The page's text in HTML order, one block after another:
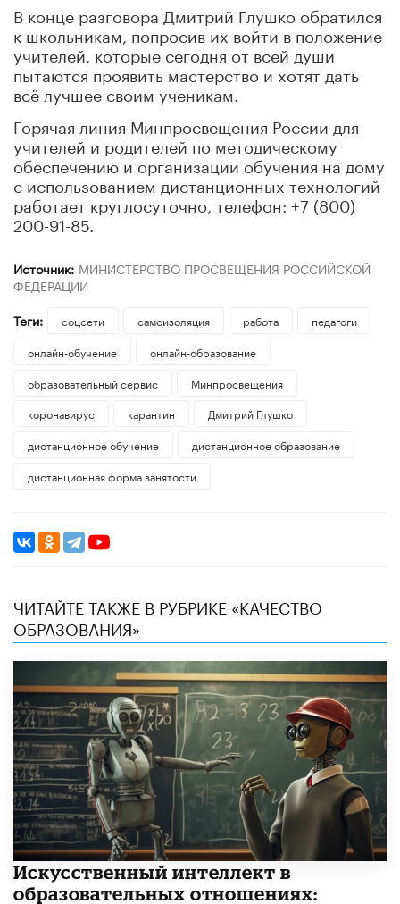
В конце разговора Дмитрий Глушко обратился
к школьникам, попросив их войти в положение
учителей, которые сегодня от всей души
пытаются проявить мастерство и хотят дать
всё лучшее своим ученикам.
Горячая линия Минпросвещения России для
учителей и родителей по методическому
обеспечению и организации обучения на дому
с использованием дистанционных технологий
работает круглосуточно, телефон: +7 (800)
200-91-85.
Источник: МИНИСТЕРСТВО ПРОСВЕЩЕНИЯ РОССИЙСКОЙ
ФЕДЕРАЦИИ
Теги:
соцсети самоизоляция работа
педагоги
онлайн-обучение
онлайн-образование
образовательный сервис
Минпросвещения
коронавирус
карантин
Дмитрий Глушко
дистанционное обучение
дистанционное образование
дистанционная форма занятости
ЧИТАЙТЕ ТАКЖЕ В РУБРИКЕ «КАЧЕСТВО
ОБРАЗОВАНИЯ»
​Искусственный интеллект в
образовательных отношениях: